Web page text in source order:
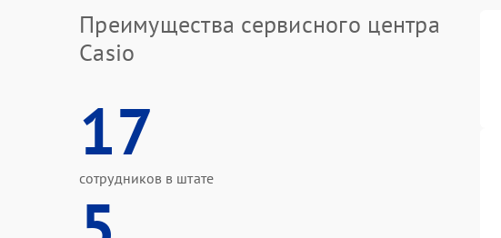
Преимущества сервисного центра
Casio
17
сотрудников в штате